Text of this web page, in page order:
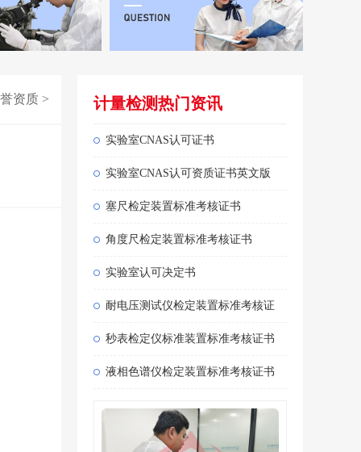
资质 > 计量检测热门资讯
实验室CNAS认可证书
实验室CNAS认可资质证书英文版
塞尺检定装置标准考核证书
角度尺检定装置标准考核证书
实验室认可决定书
耐电压测试仪检定装置标准考核证
秒表检定仪标准装置标准考核证书
液相色谱仪检定装置标准考核证书